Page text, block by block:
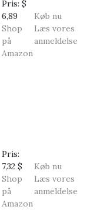
Pris: $
6,89
Shop
på
Amazon
Køb nu
Læs vores
anmeldelse
Pris:
7,32 $
Shop
på
Amazon
Køb nu
Læs vores
anmeldelse